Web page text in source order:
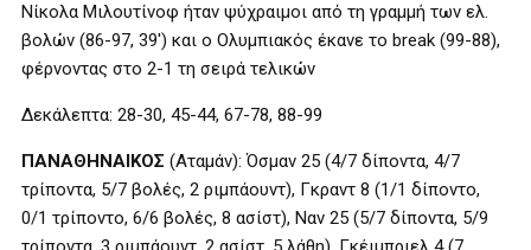
Νίκολα Μιλουτίνοφ ήταν ψύχραιμοι από τη γραμμή των ελ.
βολών (86-97, 39′) και ο Ολυμπιακός έκανε το break (99-88),
φέρνοντας στο 2-1 τη σειρά τελικών
Δεκάλεπτα: 28-30, 45-44, 67-78, 88-99
ΠΑΝΑΘΗΝΑΙΚΟΣ (Αταμάν): Όσμαν 25 (4/7 δίποντα, 4/7
τρίποντα, 5/7 βολές, 2 ριμπάουντ), Γκραντ 8 (1/1 δίποντο,
0/1 τρίποντο, 6/6 βολές, 8 ασίστ), Ναν 25 (5/7 δίποντα, 5/9